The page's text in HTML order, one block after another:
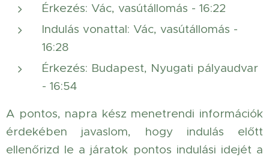
Érkezés: Vác, vasútállomás - 16:22
Indulás vonattal: Vác, vasútállomás -
16:28
Érkezés: Budapest, Nyugati pályaudvar
- 16:54
A pontos, napra kész menetrendi információk
érdekében javaslom, hogy indulás előtt
ellenőrizd le a járatok pontos indulási idejét a